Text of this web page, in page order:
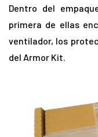
Dentro del
primera de ellas
ventilador, los
del Armor Kit.